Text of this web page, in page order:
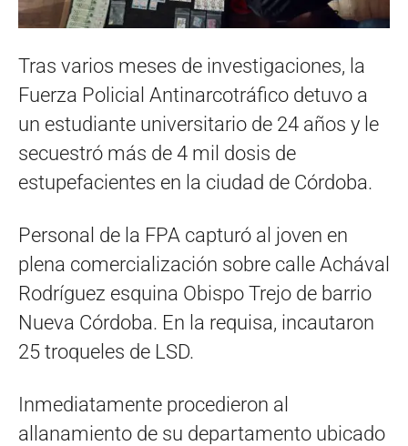
Tras varios meses de investigaciones, la
Fuerza Policial Antinarcotráfico detuvo a
un estudiante universitario de 24 años y le
secuestró más de 4 mil dosis de
estupefacientes en la ciudad de Córdoba.
Personal de la FPA capturó al joven en
plena comercialización sobre calle Achával
Rodríguez esquina Obispo Trejo de barrio
Nueva Córdoba. En la requisa, incautaron
25 troqueles de LSD.
Inmediatamente procedieron al
allanamiento de su departamento ubicado